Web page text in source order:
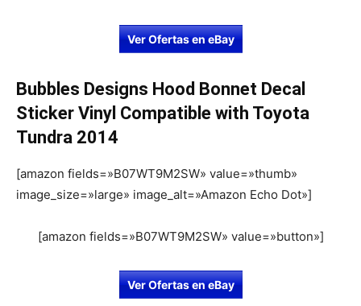
Ver Ofertas en eBay
Bubbles Designs Hood Bonnet Decal
Sticker Vinyl Compatible with Toyota
Tundra 2014
[amazon fields=»B07WT9M2SW» value=»thumb»
image_size=»large» image_alt=»Amazon Echo Dot»]
[amazon fields=»B07WT9M2SW» value=»button»]
Ver Ofertas en eBay